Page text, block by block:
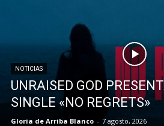
NOTICIAS
UNRAISED GOD
SINGLE «NO REGRETS»
Gloria de Arriba Blanco - 7 agosto, 2026